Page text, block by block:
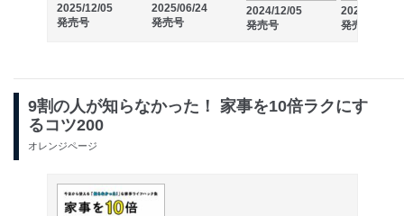
2025/12/05
発売号
2025/06/24
発売号
2024/12/05
発売号
2024/06/24
発売号
9割の人が知らなかった！ 家事を10倍ラクにす
るコツ200
オレンジページ